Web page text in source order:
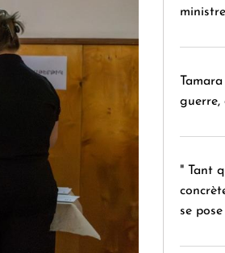
ministre
guerre,
" Tant
se